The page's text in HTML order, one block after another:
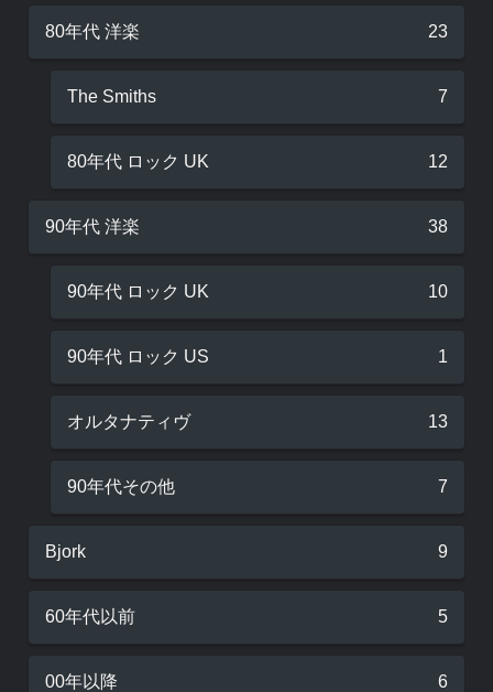
80年代 洋楽 23
The Smiths 7
80年代 ロック UK 12
90年代 洋楽 38
90年代 ロック UK 10
90年代 ロック US 1
オルタナティヴ 13
90年代その他 7
Bjork 9
60年代以前 5
00年以降 6